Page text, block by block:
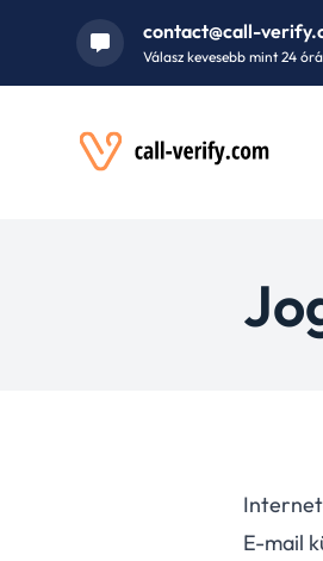
contact@call-
Válasz kevesebb mint 24
E-mail